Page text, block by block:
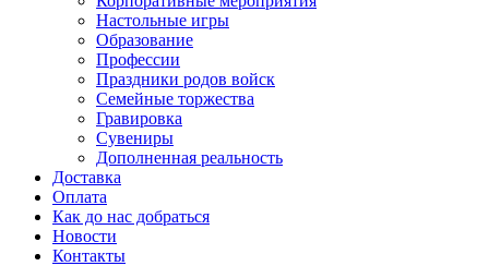
Настольные игры
Образование
Профессии
Праздники родов войск
Семейные торжества
Гравировка
Сувениры
Дополненная реальность
Доставка
Оплата
Как до нас добраться
Новости
Контакты